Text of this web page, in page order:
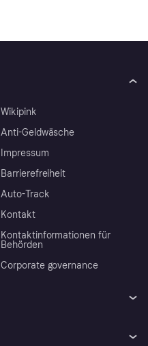
Wikipink
Anti-Geldwäsche
Impressum
Barrierefreiheit
Auto-Track
Kontakt
Kontaktinformationen für
Behörden
Corporate governance